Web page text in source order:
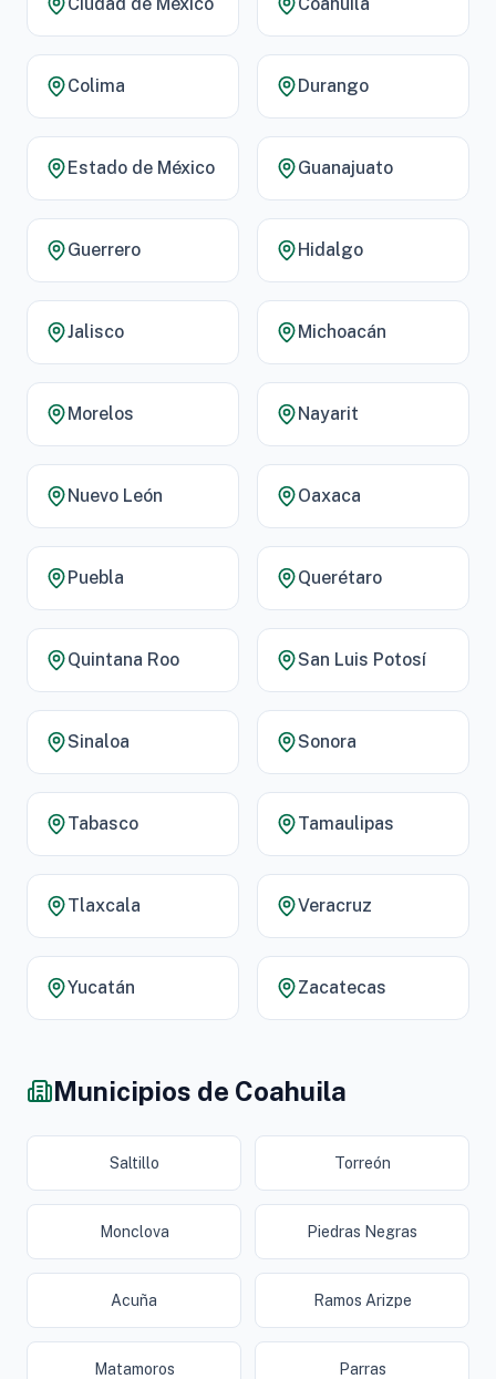
Colima Durango
Estado de México Guanajuato
Guerrero Hidalgo
Jalisco Michoacán
Morelos Nayarit
Nuevo León Oaxaca
Puebla Querétaro
Quintana Roo San Luis Potosí
Sinaloa Sonora
Tabasco Tamaulipas
Tlaxcala Veracruz
Yucatán Zacatecas
Municipios de Coahuila
Saltillo Torreón
Monclova Piedras Negras
Acuña Ramos Arizpe
Matamoros Parras